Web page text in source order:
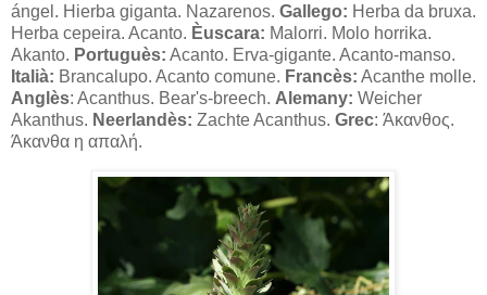
ángel. Hierba giganta. Nazarenos. Gallego: Herba da bruxa.
Herba cepeira. Acanto. Èuscara: Malorri. Molo horrika.
Akanto. Portuguès: Acanto. Erva-gigante. Acanto-manso.
Italià: Brancalupo. Acanto comune. Francès: Acanthe molle.
Anglès: Acanthus. Bear's-breech. Alemany: Weicher
Akanthus. Neerlandès: Zachte Acanthus. Grec: Άκανθος.
Άκανθα η απαλή.